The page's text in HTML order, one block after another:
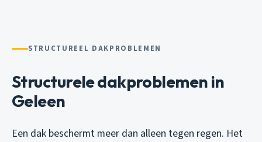
STRUCTUREEL DAKPROBLEMEN
Structurele dakproblemen in
Geleen
Een dak beschermt meer dan alleen tegen regen. Het